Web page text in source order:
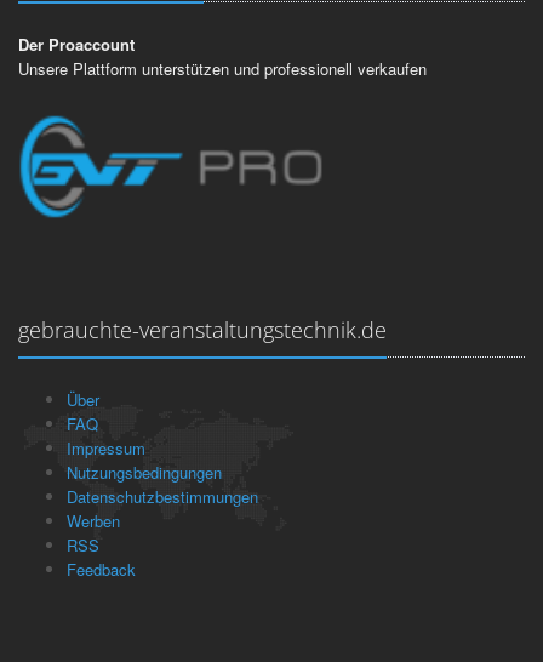
Der Proaccount
Unsere Plattform unterstützen und professionell verkaufen
gebrauchte-veranstaltungstechnik.de
Über
FAQ
Impressum
Nutzungsbedingungen
Datenschutzbestimmungen
Werben
RSS
Feedback